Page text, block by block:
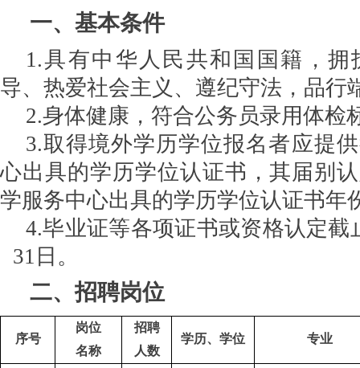
一、基本条件
1.具有中华人民共和国国籍，拥
导、热爱社会主义、遵纪守法，品行
2.身体健康， 符合公务员录用体检
3.取得境外学历学位报名者应提
心出具的学历学位认证书，其届别
学服务中心出具的学历学位认证书年
4.毕业证等各项证书或资格认定截
31日。
二、招聘岗位
序号
岗位
名称
招聘
人数
学历、学位 专业